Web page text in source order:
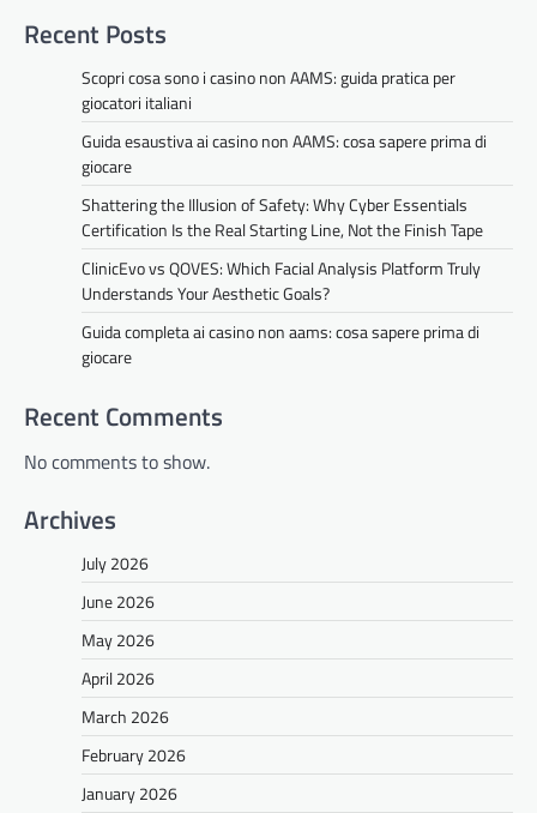
Recent Posts
Scopri cosa sono i casino non AAMS: guida pratica per
giocatori italiani
Guida esaustiva ai casino non AAMS: cosa sapere prima di
giocare
Shattering the Illusion of Safety: Why Cyber Essentials
Certification Is the Real Starting Line, Not the Finish Tape
ClinicEvo vs QOVES: Which Facial Analysis Platform Truly
Understands Your Aesthetic Goals?
Guida completa ai casino non aams: cosa sapere prima di
giocare
Recent Comments
No comments to show.
Archives
July 2026
June 2026
May 2026
April 2026
March 2026
February 2026
January 2026